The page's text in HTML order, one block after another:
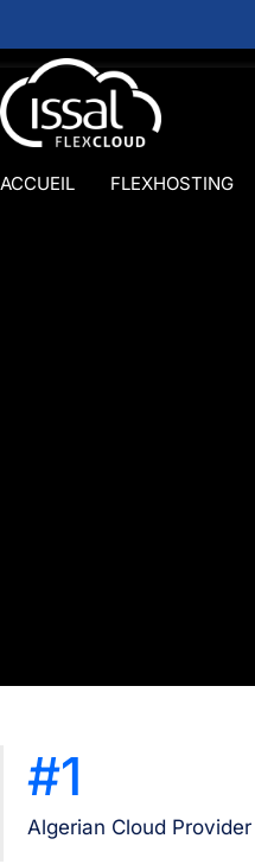
ACCUEIL FLEXHOSTING
#1
Algerian Cloud Provider